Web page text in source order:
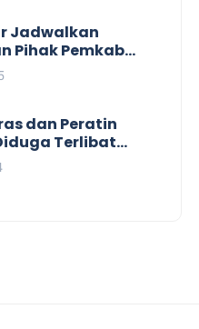
Jadwalkan
Pihak Pemkab
dan Status TKD di
dan Peratin
Terlibat
Mahasiswa
Bawaslu